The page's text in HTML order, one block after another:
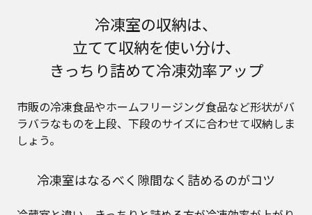
冷凍室の収納は、
立てて収納を使い分け、
きっちり詰めて冷凍効率アップ
市販の冷凍食品やホームフリージング食品など形状がバ
ラバラなものを上段、下段のサイズに合わせて収納しま
しょう。
冷凍室はなるべく隙間なく詰めるのがコツ